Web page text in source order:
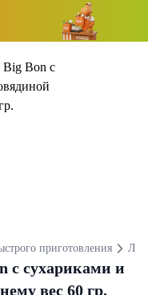
приготовления
с сухариками и
вес 60 гр.